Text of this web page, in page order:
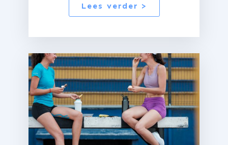
Lees verder >